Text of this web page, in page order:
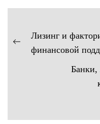
Навигация
поПредыдущая
Лизинг и
финансовой
Банки,